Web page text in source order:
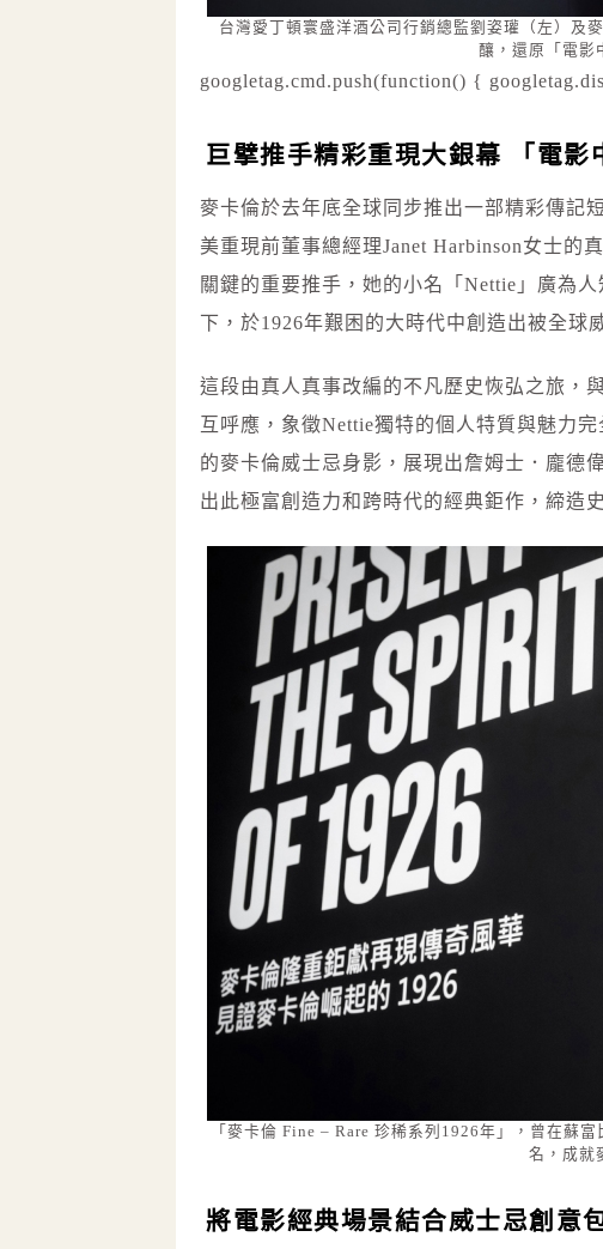
台灣愛丁頓寰盛洋酒公司行銷總監劉姿瓘（左）及
釀，還原「電影
googletag.cmd.push(function() {
巨擘推手精彩重現大銀幕 「電影
麥卡倫於去年底全球同步推出一部精彩傳記
美重現前董事總經理Janet Harbinson女士的
關鍵的重要推手，她的小名「Nettie」廣為
下，於1926年艱困的大時代中創造出被全球
這段由真人真事改編的不凡歷史恢弘之旅，
互呼應，象徵Nettie獨特的個人特質與魅力
的麥卡倫威士忌身影，展現出詹姆士．龐德
出此極富創造力和跨時代的經典鉅作，締造
「麥卡倫 Fine – Rare 珍稀系列1926年」，曾在蘇
名，成就
將電影經典場景結合威士忌創意